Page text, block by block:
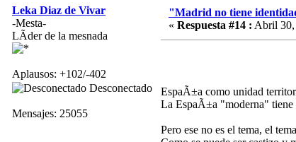
Leka Diaz de Vivar
-Mesta-
LÃ­der de la mesnada
Aplausos: +102/-402
Desconectado
Mensajes: 25055
"Madrid no tiene
« Respuesta #14 : Abril 30,
EspaÃ±a como unidad
La EspaÃ±a "moderna" tiene
Pero ese no es el tema, el